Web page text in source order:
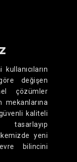
değişen
çözümler
kaliteli
yeni
bilincini